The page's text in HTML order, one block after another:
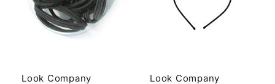
Look Company
Look Company